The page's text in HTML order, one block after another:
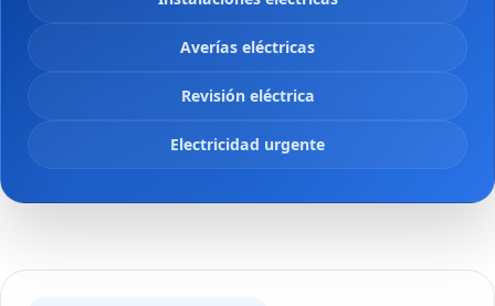
Averías eléctricas
Revisión eléctrica
Electricidad urgente